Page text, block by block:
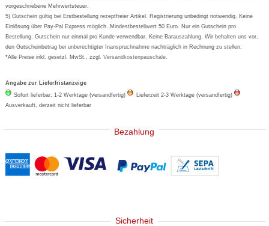
Eucerin
Basica
vorgeschriebene Mehrwertsteuer.
5) Gutschein gültig bei Erstbestellung rezeptfreier Artikel. Registrierung unbedingt notwendig. Keine
Einlösung über Pay-Pal Express möglich. Mindestbestellwert 50 Euro. Nur ein Gutschein pro
Bestellung. Gutschein nur einmal pro Kunde verwendbar. Keine Barauszahlung. Wir behalten uns vor,
den Gutscheinbetrag bei unberechtigter Inanspruchnahme nachträglich in Rechnung zu stellen.
*Alle Preise inkl. gesetzl. MwSt., zzgl.Versandkostenpauschale.
Angabe zur Lieferfristanzeige
Sofort lieferbar, 1-2 Werktage (versandfertig)
Lieferzeit 2-3 Werktage (versandfertig)
Ausverkauft, derzeit nicht lieferbar
Bezahlung
Sicherheit